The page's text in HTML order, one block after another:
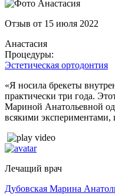
Отзыв от 15 июля 2022
Анастасия
Процедуры:
Эстетическая ортодонтия
«Я носила брекеты
практически три года.
Мариной Анатольевной
всякими экспериментами,
Лечащий врач
Дубовская Марина